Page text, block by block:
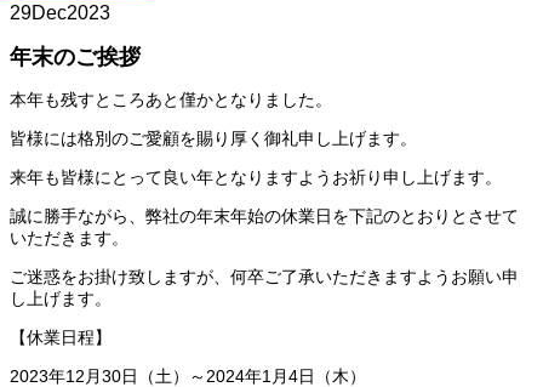
29Dec2023
年末のご挨拶
本年も残すところあと僅かとなりました。
皆様には格別のご愛顧を賜り厚く御礼申し上げます。
来年も皆様にとって良い年となりますようお祈り申し上げます。
誠に勝手ながら、弊社の年末年始の休業日を下記のとおりとさせて
いただきます。
ご迷惑をお掛け致しますが、何卒ご了承いただきますようお願い申
し上げます。
【休業日程】
2023年12月30日（土）～2024年1月4日（木）